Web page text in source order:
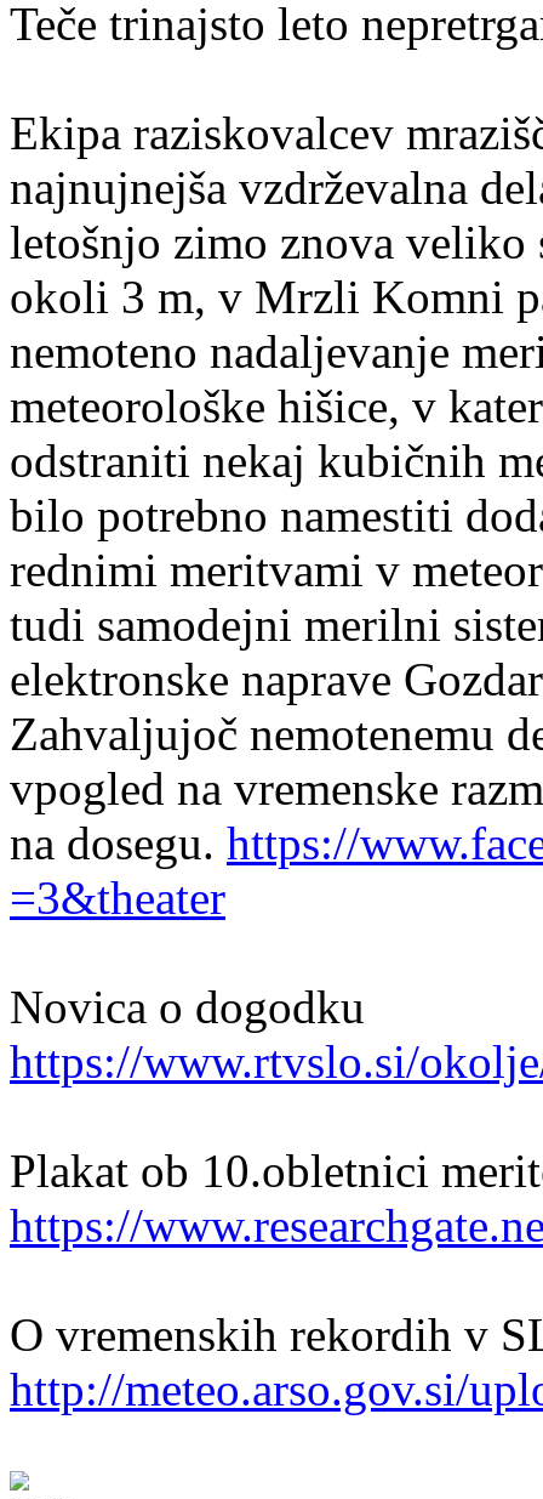
Teče trinajsto leto
Ekipa raziskovalcev
najnujnejša vzdrževalna
letošnjo zimo znova veliko
okoli 3 m, v Mrzli Komni
nemoteno nadaljevanje
meteorološke hišice, v
odstraniti nekaj kubičnih
bilo potrebno namestiti
rednimi meritvami v
tudi samodejni merilni
elektronske naprave
Zahvaljujoč nemotenemu
vpogled na vremenske
na dosegu. https://
=3&theater
Novica o dogodku
https://www.rtvslo.si/
Plakat ob 10.obletnici
https://
O vremenskih rekordih v
http://meteo.arso.gov.si/